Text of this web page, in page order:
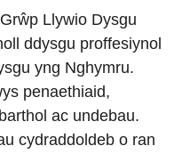
Llywio Dysgu
ddysgu proffesiynol
yng Nghymru.
penaethiaid,
ac undebau.
cydraddoldeb o ran